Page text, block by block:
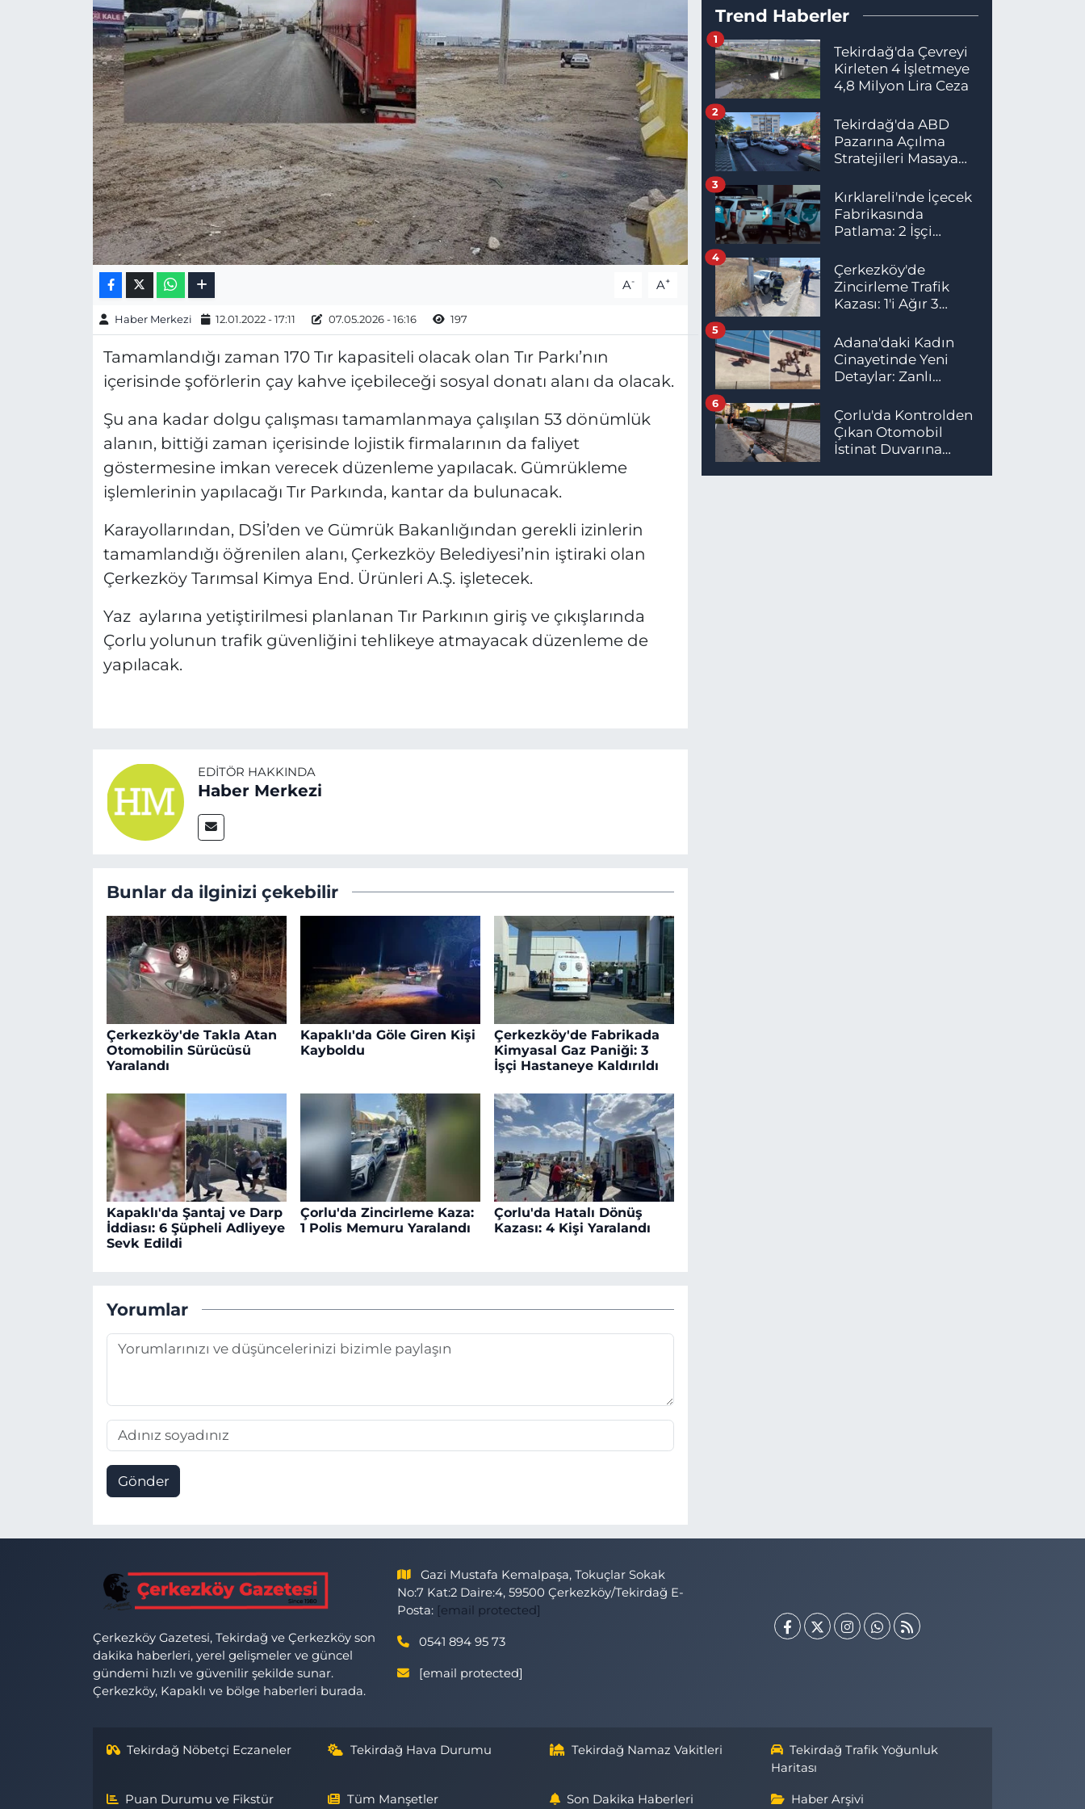
A- A+
Haber Merkezi 12.01.2022 - 17:11 07.05.2026 - 16:16 197
Tamamlandığı zaman 170 Tır kapasiteli olacak olan Tır Parkı’nın
içerisinde şoförlerin çay kahve içebileceği sosyal donatı alanı da olacak.
Şu ana kadar dolgu çalışması tamamlanmaya çalışılan 53 dönümlük
alanın, bittiği zaman içerisinde lojistik firmalarının da faliyet
göstermesine imkan verecek düzenleme yapılacak. Gümrükleme
işlemlerinin yapılacağı Tır Parkında, kantar da bulunacak.
Karayollarından, DSİ’den ve Gümrük Bakanlığından gerekli izinlerin
tamamlandığı öğrenilen alanı, Çerkezköy Belediyesi’nin iştiraki olan
Çerkezköy Tarımsal Kimya End. Ürünleri A.Ş. işletecek.
Yaz aylarına yetiştirilmesi planlanan Tır Parkının giriş ve çıkışlarında
Çorlu yolunun trafik güvenliğini tehlikeye atmayacak düzenleme de
yapılacak.
EDITÖR HAKKINDA
Haber Merkezi
Bunlar da ilginizi çekebilir
Çerkezköy'de Takla Atan
Otomobilin Sürücüsü
Yaralandı
Kapaklı'da Göle Giren Kişi
Kayboldu
Çerkezköy'de Fabrikada
Kimyasal Gaz Paniği: 3
İşçi Hastaneye Kaldırıldı
Kapaklı'da Şantaj ve Darp
İddiası: 6 Şüpheli Adliyeye
Sevk Edildi
Çorlu'da Zincirleme Kaza:
1 Polis Memuru Yaralandı
Çorlu'da Hatalı Dönüş
Kazası: 4 Kişi Yaralandı
Yorumlar
Gönder
Trend Haberler
Tekirdağ'da Çevreyi
Kirleten 4 İşletmeye
4,8 Milyon Lira Ceza
1
Tekirdağ'da ABD
Pazarına Açılma
Stratejileri Masaya
2
Kırklareli'nde İçecek
Fabrikasında
Patlama: 2 İşçi
3
Çerkezköy'de
Zincirleme Trafik
Kazası: 1'i Ağır 3
4
Adana'daki Kadın
Cinayetinde Yeni
Detaylar: Zanlı
Yakalandı
5
Çorlu'da Kontrolden
Çıkan Otomobil
İstinat Duvarına
6
Çerkezköy Gazetesi, Tekirdağ ve Çerkezköy son
dakika haberleri, yerel gelişmeler ve güncel
gündemi hızlı ve güvenilir şekilde sunar.
Çerkezköy, Kapaklı ve bölge haberleri burada.
Gazi Mustafa Kemalpaşa, Tokuçlar Sokak
No:7 Kat:2 Daire:4, 59500 Çerkezköy/Tekirdağ E-
Posta: [email protected]
0541 894 95 73
[email protected]
Tekirdağ Nöbetçi Eczaneler Tekirdağ Hava Durumu Tekirdağ Namaz Vakitleri
Tekirdağ Trafik Yoğunluk
Haritası
Puan Durumu ve Fikstür Tüm Manşetler Son Dakika Haberleri Haber Arşivi
Gizlilik Sözleşmesi
İletişim
Künye
Topluluk Kuralları
Yayın İlkeleri